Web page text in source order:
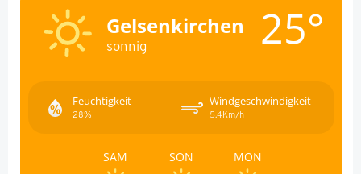
Gelsenkirchen
sonnig 25°
Feuchtigkeit
28%
Windgeschwindigkeit
5.4Km/h
SAM SON MON